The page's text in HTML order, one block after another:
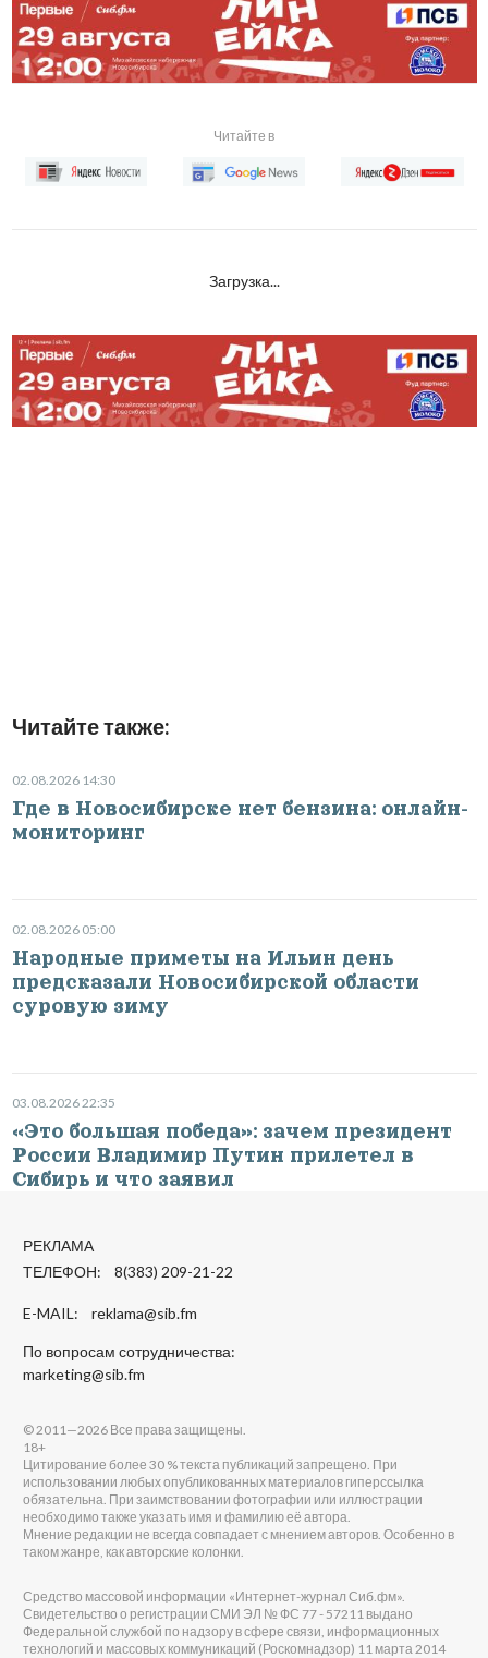
Читайте в
Загрузка...
Читайте также:
02.08.2026 14:30
Где в Новосибирске нет бензина: онлайн-
мониторинг
02.08.2026 05:00
Народные приметы на Ильин день
предсказали Новосибирской области
суровую зиму
03.08.2026 22:35
«Это большая победа»: зачем президент
России Владимир Путин прилетел в
Сибирь и что заявил
РЕКЛАМА
ТЕЛЕФОН: 8(383) 209-21-22
E-MAIL: reklama@sib.fm
По вопросам сотрудничества:
marketing@sib.fm
© 2011—2026 Все права защищены.
18+
Цитирование более 30 % текста публикаций запрещено. При
использовании любых опубликованных материалов гиперссылка
обязательна. При заимствовании фотографии или иллюстрации
необходимо также указать имя и фамилию её автора.
Мнение редакции не всегда совпадает с мнением авторов. Особенно в
таком жанре, как авторские колонки.
Средство массовой информации «Интернет-журнал Сиб.фм».
Свидетельство о регистрации СМИ ЭЛ № ФС 77 - 57211 выдано
Федеральной службой по надзору в сфере связи, информационных
технологий и массовых коммуникаций (Роскомнадзор) 11 марта 2014